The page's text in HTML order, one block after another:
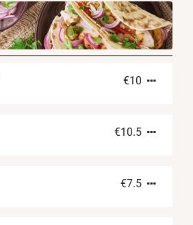
€10
€10.5
€7.5